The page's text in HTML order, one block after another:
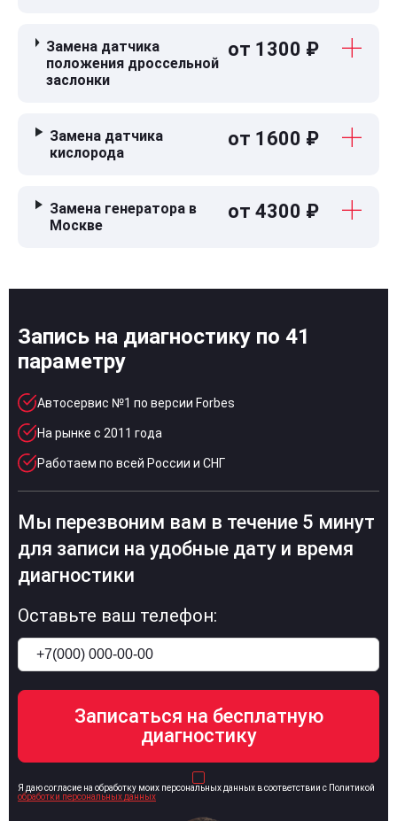
Замена датчика
положения дроссельной
заслонки
от 1300 ₽
Замена датчика
кислорода
от 1600 ₽
Замена генератора в
Москве
от 4300 ₽
Запись на диагностику по 41
параметру
Автосервис №1 по версии Forbes
На рынке с 2011 года
Работаем по всей России и СНГ
Мы перезвоним вам в течение 5 минут
для записи на удобные дату и время
диагностики
Оставьте ваш телефон:
Я даю согласие на обработку моих персональных данных в соответствии с Политикой
обработки персональных данных